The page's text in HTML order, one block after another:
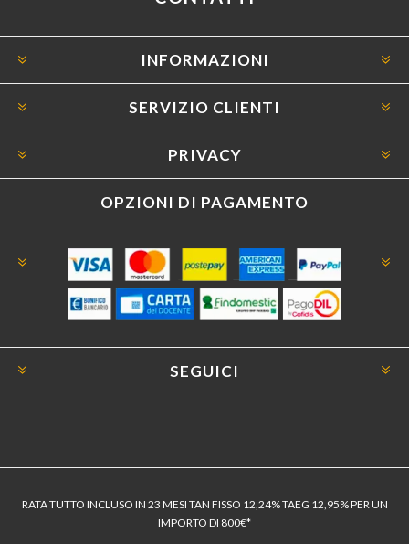
INFORMAZIONI
SERVIZIO CLIENTI
PRIVACY
OPZIONI DI PAGAMENTO
SEGUICI
RATA TUTTO INCLUSO IN 23 MESI TAN FISSO 12,24% TAEG 12,95% PER UN
IMPORTO DI 800€*